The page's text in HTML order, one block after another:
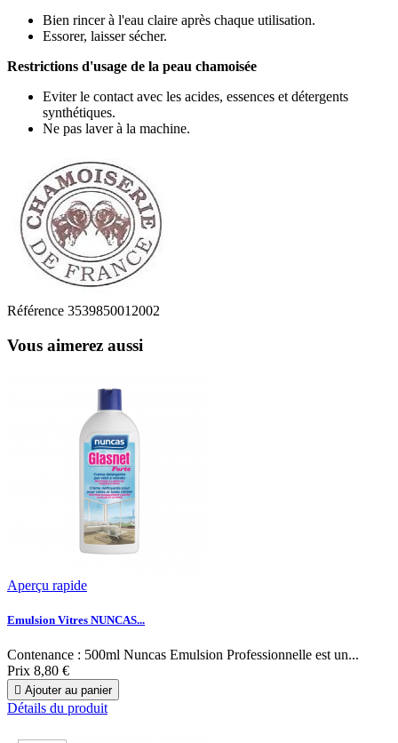
Bien rincer à l'eau claire après chaque utilisation.
Essorer, laisser sécher.
Restrictions d'usage de la peau chamoisée
Eviter le contact avec les acides, essences et détergents
synthétiques.
Ne pas laver à la machine.
Référence 3539850012002
Vous aimerez aussi
Aperçu rapide
Emulsion Vitres NUNCAS...
Contenance : 500ml Nuncas Emulsion Professionnelle est un...
Prix 8,80 €
 Ajouter au panier
Détails du produit